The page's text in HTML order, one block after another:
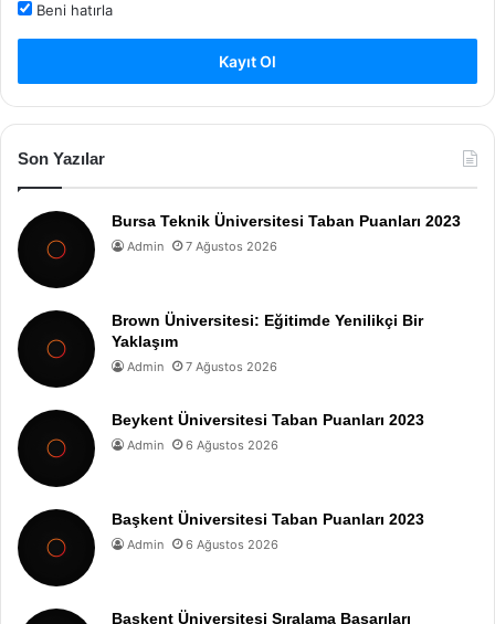
Beni hatırla
Kayıt Ol
Son Yazılar
Bursa Teknik Üniversitesi Taban Puanları 2023
Admin 7 Ağustos 2026
Brown Üniversitesi: Eğitimde Yenilikçi Bir
Yaklaşım
Admin 7 Ağustos 2026
Beykent Üniversitesi Taban Puanları 2023
Admin 6 Ağustos 2026
Başkent Üniversitesi Taban Puanları 2023
Admin 6 Ağustos 2026
Başkent Üniversitesi Sıralama Başarıları